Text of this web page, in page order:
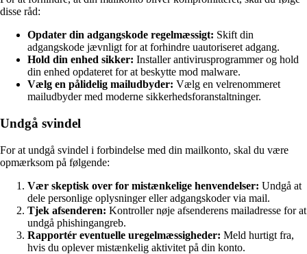
disse råd:
Opdater din adgangskode regelmæssigt: Skift din
adgangskode jævnligt for at forhindre uautoriseret adgang.
Hold din enhed sikker: Installer antivirusprogrammer og hold
din enhed opdateret for at beskytte mod malware.
Vælg en pålidelig mailudbyder: Vælg en velrenommeret
mailudbyder med moderne sikkerhedsforanstaltninger.
Undgå svindel
For at undgå svindel i forbindelse med din mailkonto, skal du være
opmærksom på følgende:
Vær skeptisk over for mistænkelige henvendelser: Undgå at
dele personlige oplysninger eller adgangskoder via mail.
Tjek afsenderen: Kontroller nøje afsenderens mailadresse for at
undgå phishingangreb.
Rapportér eventuelle uregelmæssigheder: Meld hurtigt fra,
hvis du oplever mistænkelig aktivitet på din konto.